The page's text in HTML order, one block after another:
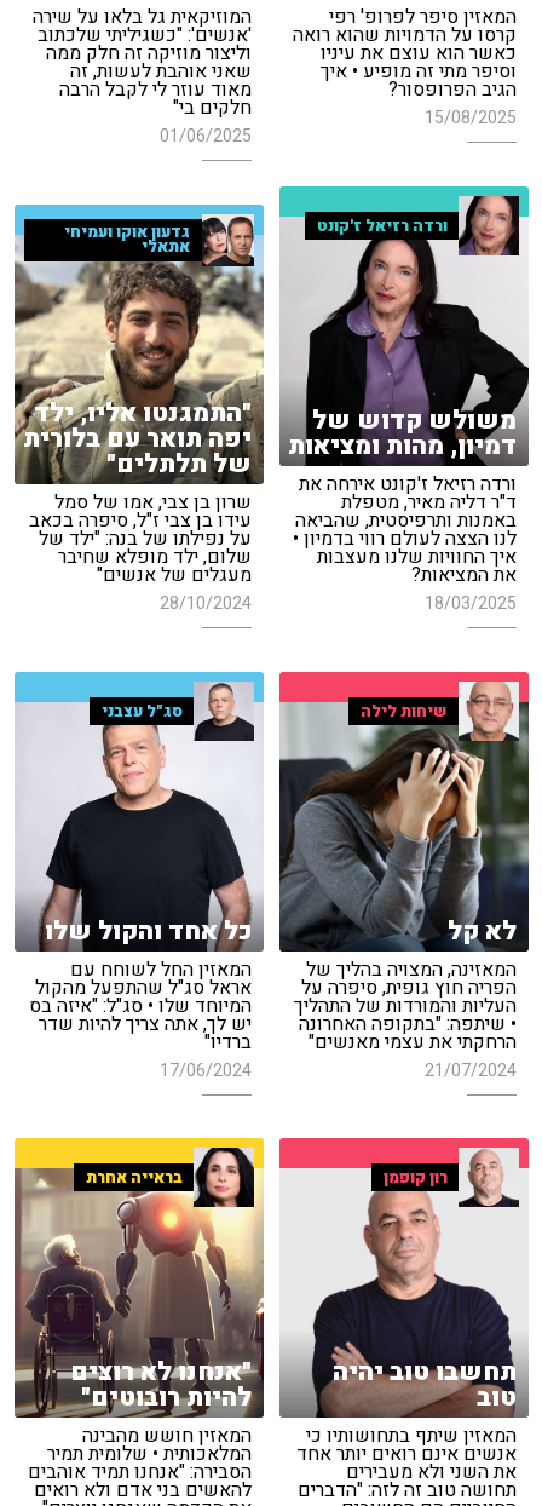
המאזין סיפר לפרופ' רפי
קרסו על הדמויות שהוא רואה
כאשר הוא עוצם את עיניו
וסיפר מתי זה מופיע • איך
הגיב הפרופסור?
15/08/2025
המוזיקאית גל בלאו על שירה
'אנשים': "כשגיליתי שלכתוב
וליצור מוזיקה זה חלק ממה
שאני אוהבת לעשות, זה
מאוד עוזר לי לקבל הרבה
חלקים בי"
01/06/2025
ורדה רזיאל ז'קונט
משולש קדוש של
דמיון, מהות ומציאות
ורדה רזיאל ז'קונט אירחה את
ד"ר דליה מאיר, מטפלת
באמנות ותרפיסטית, שהביאה
לנו הצצה לעולם רווי בדמיון •
איך החוויות שלנו מעצבות
את המציאות?
18/03/2025
גדעון אוקו ועמיחי
אתאלי
"התמגנטו אליו, ילד
יפה תואר עם בלורית
של תלתלים"
שרון בן צבי, אמו של סמל
עידו בן צבי ז"ל, סיפרה בכאב
על נפילתו של בנה: "ילד של
שלום, ילד מופלא שחיבר
מעגלים של אנשים"
28/10/2024
שיחות לילה
לא קל
המאזינה, המצויה בהליך של
הפריה חוץ גופית, סיפרה על
העליות והמורדות של התהליך
• שיתפה: "בתקופה האחרונה
הרחקתי את עצמי מאנשים"
21/07/2024
סג"ל עצבני
כל אחד והקול שלו
המאזין החל לשוחח עם
אראל סג"ל שהתפעל מהקול
המיוחד שלו • סג"ל: "איזה בס
יש לך, אתה צריך להיות שדר
ברדיו"
17/06/2024
רון קופמן
תחשבו טוב יהיה
טוב
המאזין שיתף בתחושותיו כי
אנשים אינם רואים יותר אחד
את השני ולא מעבירים
תחושה טוב זה לזה: "הדברים
בראייה אחרת
"אנחנו לא רוצים
להיות רובוטים"
המאזין חושש מהבינה
המלאכותית • שלומית תמיר
הסבירה: "אנחנו תמיד אוהבים
להאשים בני אדם ולא רואים